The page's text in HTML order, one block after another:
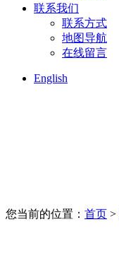
联系我们
联系方式
地图导航
在线留言
English
您当前的位置： 首页 >